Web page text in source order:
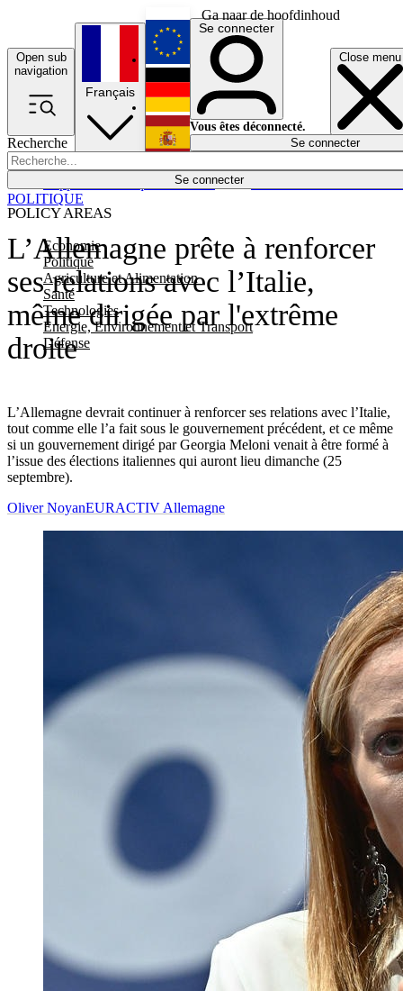
Ga naar de hoofdinhoud
Open sub
navigation
Close menu
Recherche
Se connecter
POLICY AREAS
Economie
Politique
Agriculture et Alimentation
Santé
Technologies
Energie, Environnement et Transport
Défense
Économie
Français
English
Deutsch
Español
Se connecter
Vous êtes déconnecté.
Se connecter
L’Allemagne prête à renforcer
ses relations avec l’Italie,
même dirigée par l'extrême
droite
L’Allemagne devrait continuer à renforcer ses relations avec l’Italie,
tout comme elle l’a fait sous le gouvernement précédent, et ce même
si un gouvernement dirigé par Georgia Meloni venait à être formé à
l’issue des élections italiennes qui auront lieu dimanche (25
septembre).
POLITIQUE
Oliver NoyanEURACTIV Allemagne